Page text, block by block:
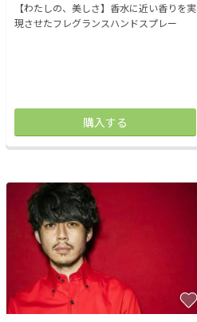
【わたしの、美しさ】香水に近い香りを実
現させたフレグランスハンドスプレー
購入する